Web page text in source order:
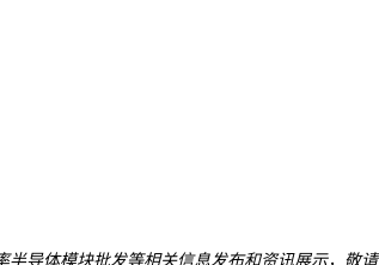
半导体模块批发等相关信息发布和资讯展示，敬